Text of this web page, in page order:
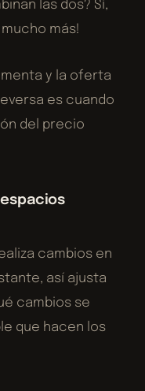
las dos? Sí,
más!
y la oferta
es cuando
del precio
cambios en
así ajusta
cambios se
que hacen los